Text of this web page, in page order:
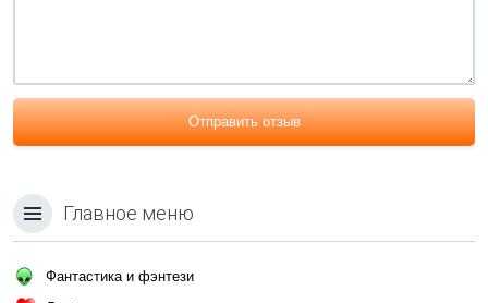
Отправить отзыв
Главное меню
Фантастика и фэнтези